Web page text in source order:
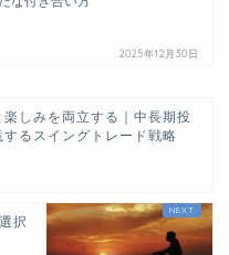
2025年12月30日
楽しみを両立する｜中長期投
するスイングトレード戦略
択